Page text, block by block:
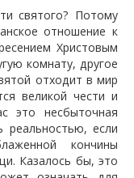
святого? Потому
отношение к
Христовым
комнату, другое
отходит в мир
великой чести и
это несбыточная
если
кончины
Казалось бы, это